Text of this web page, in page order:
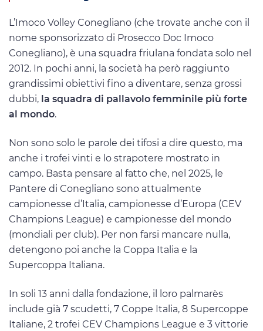
L’Imoco Volley Conegliano (che trovate anche con il
nome sponsorizzato di Prosecco Doc Imoco
Conegliano), è una squadra friulana fondata solo nel
2012. In pochi anni, la società ha però raggiunto
grandissimi obiettivi fino a diventare, senza grossi
dubbi, la squadra di pallavolo femminile più forte
al mondo.
Non sono solo le parole dei tifosi a dire questo, ma
anche i trofei vinti e lo strapotere mostrato in
campo. Basta pensare al fatto che, nel 2025, le
Pantere di Conegliano sono attualmente
campionesse d’Italia, campionesse d’Europa (CEV
Champions League) e campionesse del mondo
(mondiali per club). Per non farsi mancare nulla,
detengono poi anche la Coppa Italia e la
Supercoppa Italiana.
In soli 13 anni dalla fondazione, il loro palmarès
include già 7 scudetti, 7 Coppe Italia, 8 Supercoppe
Italiane, 2 trofei CEV Champions League e 3 vittorie